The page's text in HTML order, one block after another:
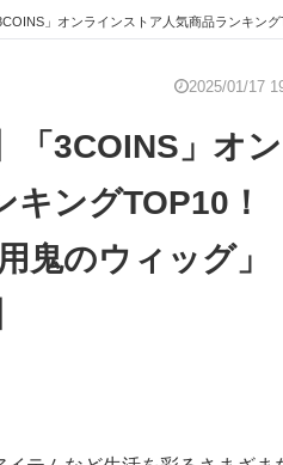
レクトロニクス専門サイト
」オンラインストア人気商品ランキングTOP10！ 第1位は「
2025/01/17
「3COINS」オ
キングTOP10
鬼のウィッグ」